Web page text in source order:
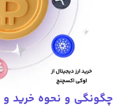
تفاوت صرافی ایرانی و
صرافی های خارجی ارز دیجیتال مانند
صرافی های خارجی امکانات جالبی
تا صرافی های ایرانی انتخاب
چگونگی و نحوه خرید و